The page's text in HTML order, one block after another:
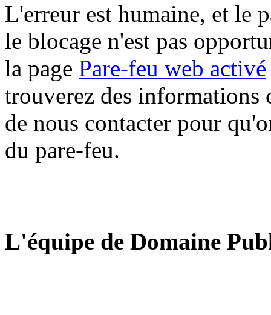
L'erreur est humaine, et le
le blocage n'est pas
la page Pare-feu web activé
trouverez des informations
de nous contacter pour
du pare-feu.
L'équipe de Domaine